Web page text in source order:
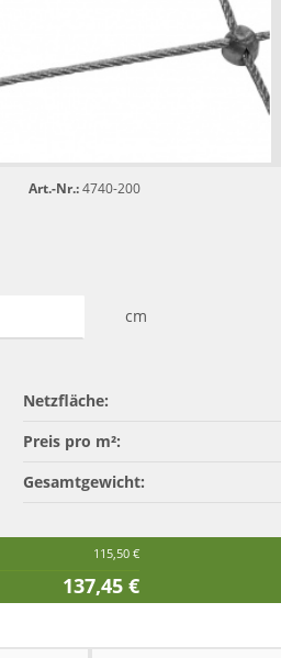
Art.-Nr.:4740-200
cm
Netzfläche:
Preis pro m²:
Gesamtgewicht:
115,50 €
137,45 €